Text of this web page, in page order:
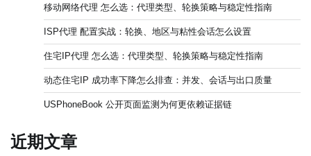
移动网络代理 怎么选：代理类型、轮换策略与稳定性指南
ISP代理 配置实战：轮换、地区与粘性会话怎么设置
住宅IP代理 怎么选：代理类型、轮换策略与稳定性指南
动态住宅IP 成功率下降怎么排查：并发、会话与出口质量
USPhoneBook 公开页面监测为何更依赖证据链
近期文章